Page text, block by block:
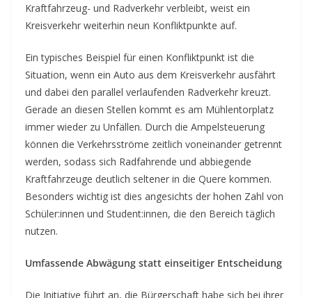
Kraftfahrzeug- und Radverkehr verbleibt, weist ein
Kreisverkehr weiterhin neun Konfliktpunkte auf.
Ein typisches Beispiel für einen Konfliktpunkt ist die
Situation, wenn ein Auto aus dem Kreisverkehr ausfährt
und dabei den parallel verlaufenden Radverkehr kreuzt.
Gerade an diesen Stellen kommt es am Mühlentorplatz
immer wieder zu Unfällen. Durch die Ampelsteuerung
können die Verkehrsströme zeitlich voneinander getrennt
werden, sodass sich Radfahrende und abbiegende
Kraftfahrzeuge deutlich seltener in die Quere kommen.
Besonders wichtig ist dies angesichts der hohen Zahl von
Schüler:innen und Student:innen, die den Bereich täglich
nutzen.
Umfassende Abwägung statt einseitiger Entscheidung
Die Initiative führt an, die Bürgerschaft habe sich bei ihrer